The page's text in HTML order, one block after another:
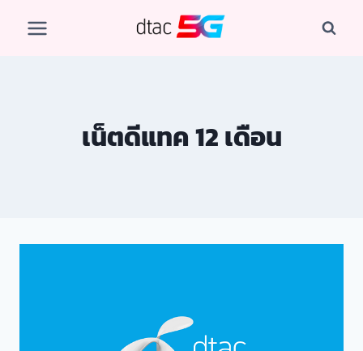
เน็ตดีแทค 12 เดือน